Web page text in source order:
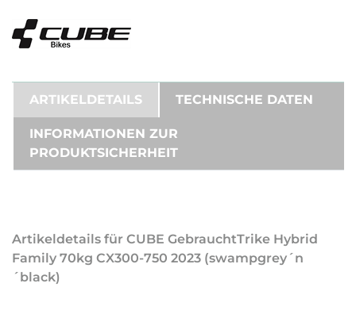
ARTIKELDETAILS TECHNISCHE DATEN
INFORMATIONEN ZUR
PRODUKTSICHERHEIT
Artikeldetails für CUBE GebrauchtTrike Hybrid
Family 70kg CX300-750 2023 (swampgrey´n
´black)